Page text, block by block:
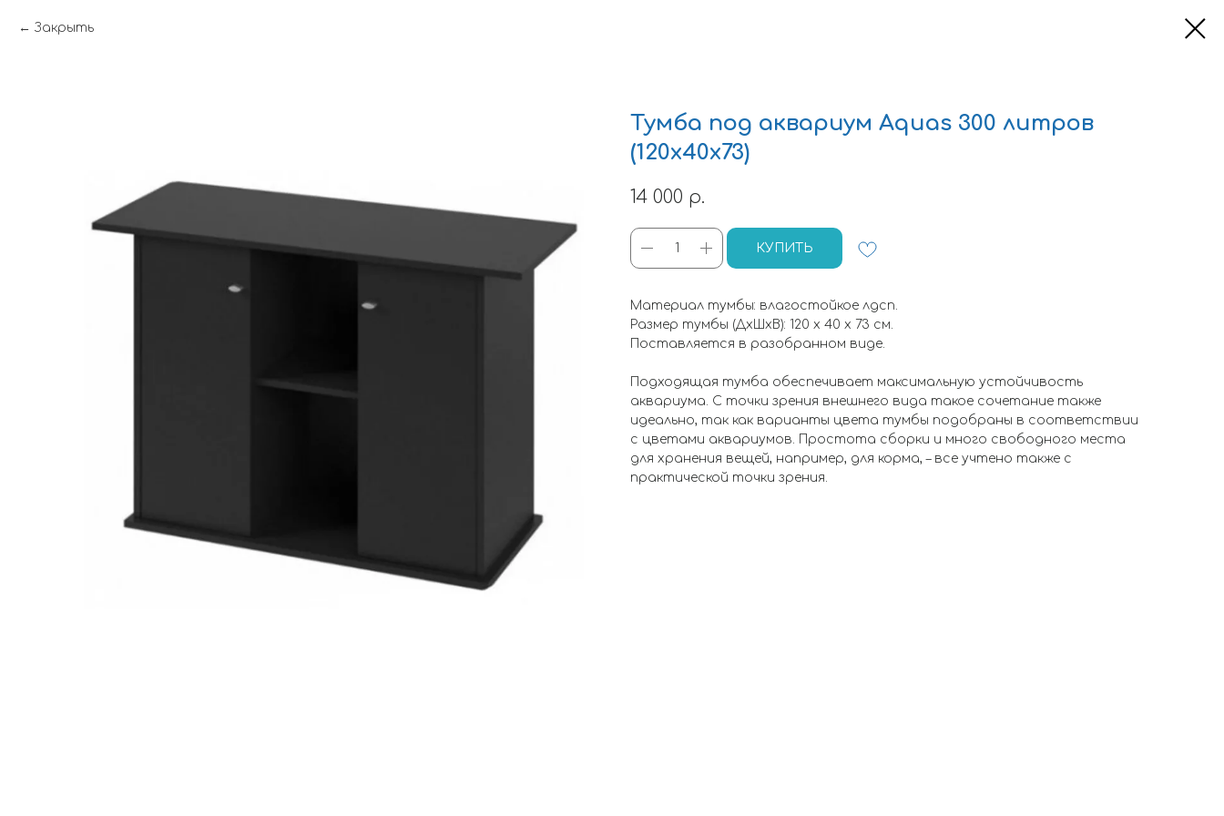
Закрыть
Тумба под аквариум Aquas 300 литров
(120х40х73)
14 000 р.
КУПИТЬ
Материал тумбы: влагостойкое лдсп.
Размер тумбы (ДхШхВ): 120 х 40 х 73 см.
Поставляется в разобранном виде.
Подходящая тумба обеспечивает максимальную устойчивость
аквариума. С точки зрения внешнего вида такое сочетание также
идеально, так как варианты цвета тумбы подобраны в соответствии
с цветами аквариумов. Простота сборки и много свободного места
для хранения вещей, например, для корма, – все учтено также с
практической точки зрения.